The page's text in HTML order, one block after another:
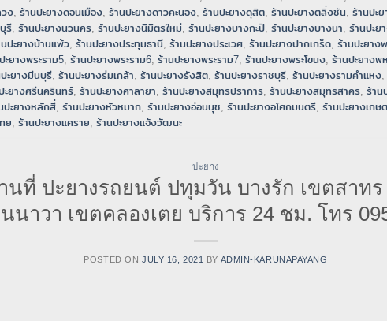
วง, ร้านปะยางดอนเมือง, ร้านปะยางดาวคะนอง, ร้านปะยางดุสิต, ร้านปะยางตลิ่งชัน, ร้านปะ
รี, ร้านปะยางนวนคร, ร้านปะยางนิมิตรใหม่, ร้านปะยางบางกะปิ, ร้านปะยางบางนา, ร้านปะย
ปะยางบ้านแพ้ว, ร้านปะยางประทุมธานี, ร้านปะยางประเวศ, ร้านปะยางปากเกร็ด, ร้านปะยาง
ะยางพระราม5, ร้านปะยางพระราม6, ร้านปะยางพระราม7, ร้านปะยางพระโขนง, ร้านปะยางพ
ะยางมีนบุรี, ร้านปะยางร่มเกล้า, ร้านปะยางรังสิต, ร้านปะยางราชบุรี, ร้านปะยางรามคำแหง,
ะยางศรีนครินทร์, ร้านปะยางศาลายา, ร้านปะยางสมุทรปราการ, ร้านปะยางสมุทรสาคร, ร้าน
ปะยางหลักสี่, ร้านปะยางหัวหมาก, ร้านปะยางอ่อนนุช, ร้านปะยางอโศกมนตรี, ร้านปะยางเกษ
ย, ร้านปะยางแคราย, ร้านปะยางแจ้งวัฒนะ
ปะยาง
นที่ ปะยางรถยนต์ ปทุมวัน บางรัก เขตสาท
นาวา เขตคลองเตย บริการ 24 ชม. โทร
POSTED ON JULY 16, 2021 BY ADMIN-KARUNAPAYANG